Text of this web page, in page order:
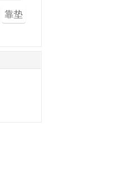
靠垫